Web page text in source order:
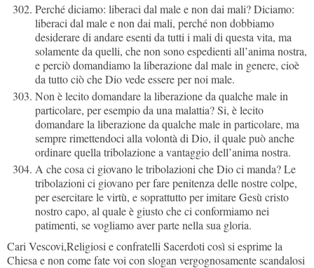
Perché diciamo: liberaci dal male e non dai mali? Diciamo:
liberaci dal male e non dai mali, perché non dobbiamo
desiderare di andare esenti da tutti i mali di questa vita, ma
solamente da quelli, che non sono espedienti all’anima nostra,
e perciò domandiamo la liberazione dal male in genere, cioè
da tutto ciò che Dio vede essere per noi male.
Non è lecito domandare la liberazione da qualche male in
particolare, per esempio da una malattia? Si, è lecito
domandare la liberazione da qualche male in particolare, ma
sempre rimettendoci alla volontà di Dio, il quale può anche
ordinare quella tribolazione a vantaggio dell’anima nostra.
A che cosa ci giovano le tribolazioni che Dio ci manda? Le
tribolazioni ci giovano per fare penitenza delle nostre colpe,
per esercitare le virtù, e soprattutto per imitare Gesù cristo
nostro capo, al quale è giusto che ci conformiamo nei
patimenti, se vogliamo aver parte nella sua gloria.
Cari Vescovi,Religiosi e confratelli Sacerdoti così si esprime la
Chiesa e non come fate voi con slogan vergognosamente scandalosi